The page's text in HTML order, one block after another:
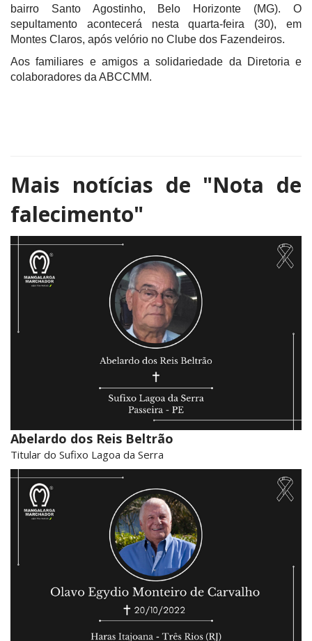
bairro Santo Agostinho, Belo Horizonte (MG). O
sepultamento acontecerá nesta quarta-feira (30), em
Montes Claros, após velório no Clube dos Fazendeiros.
Aos familiares e amigos a solidariedade da Diretoria e
colaboradores da ABCCMM.
Mais notícias de "Nota de
falecimento"
Abelardo dos Reis Beltrão
Titular do Sufixo Lagoa da Serra